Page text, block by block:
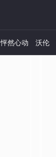
怦然心动 沃伦